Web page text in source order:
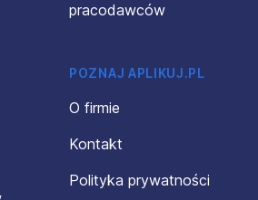
pracodawców
POZNAJ APLIKUJ.PL
O firmie
Kontakt
Polityka prywatności